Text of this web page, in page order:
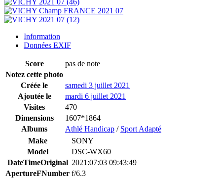
Information
Données EXIF
Score
pas de note
Notez cette photo
Créée le
samedi 3 juillet 2021
Ajoutée le
mardi 6 juillet 2021
Visites
470
Dimensions
1607*1864
Albums
Athlé Handicap / Sport Adapté
Make
SONY
Model
DSC-WX60
DateTimeOriginal 2021:07:03 09:43:49
ApertureFNumber f/6.3